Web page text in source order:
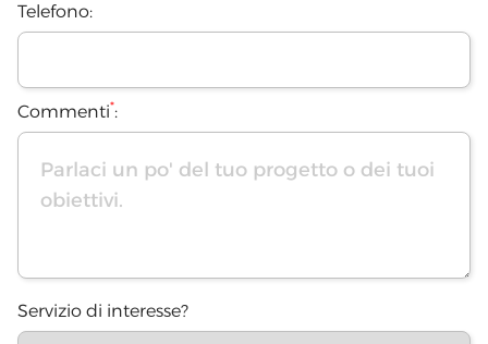
Telefono:
Commenti*:
Servizio di interesse?